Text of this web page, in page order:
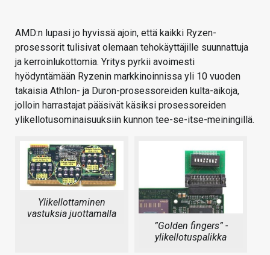
AMD:n lupasi jo hyvissä ajoin, että kaikki Ryzen-
prosessorit tulisivat olemaan tehokäyttäjille suunnattuja
ja kerroinlukottomia. Yritys pyrkii avoimesti
hyödyntämään Ryzenin markkinoinnissa yli 10 vuoden
takaisia Athlon- ja Duron-prosessoreiden kulta-aikoja,
jolloin harrastajat pääsivät käsiksi prosessoreiden
ylikellotusominaisuuksiin kunnon tee-se-itse-meiningillä.
Ylikellottaminen
vastuksia juottamalla
”Golden fingers” -
ylikellotuspalikka